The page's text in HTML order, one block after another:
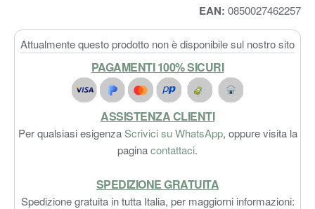
EAN: 0850027462257
Attualmente questo prodotto non è disponibile sul nostro sito
PAGAMENTI 100% SICURI
ASSISTENZA CLIENTI
Per qualsiasi esigenzaScrivici su WhatsApp, oppure visita la
paginacontattaci.
SPEDIZIONE GRATUITA
Spedizione gratuita in tutta Italia, per maggiorni informazioni: